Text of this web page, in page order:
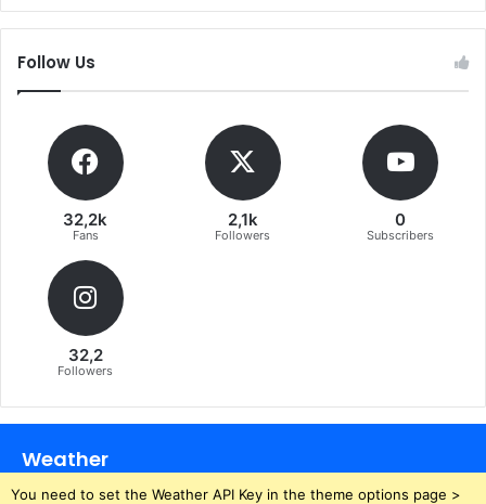
Follow Us
32,2k
Fans
2,1k
Followers
0
Subscribers
32,2
Followers
Weather
You need to set the Weather API Key in the theme options page >